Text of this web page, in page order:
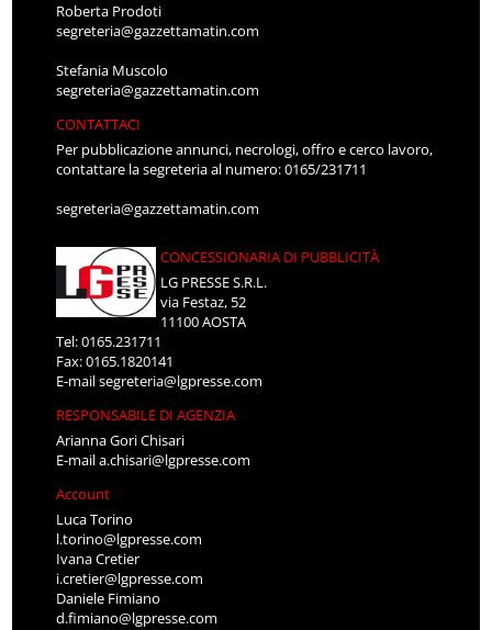
Roberta Prodoti
segreteria@gazzettamatin.com
Stefania Muscolo
segreteria@gazzettamatin.com
CONTATTACI
Per pubblicazione annunci, necrologi, offro e cerco lavoro,
contattare la segreteria al numero: 0165/231711
segreteria@gazzettamatin.com
CONCESSIONARIA DI PUBBLICITÀ
LG PRESSE S.R.L.
via Festaz, 52
11100 AOSTA
Tel: 0165.231711
Fax: 0165.1820141
E-mailsegreteria@lgpresse.com
RESPONSABILE DI AGENZIA
Arianna Gori Chisari
E-maila.chisari@lgpresse.com
Account
Luca Torino
l.torino@lgpresse.com
Ivana Cretier
i.cretier@lgpresse.com
Daniele Fimiano
d.fimiano@lgpresse.com